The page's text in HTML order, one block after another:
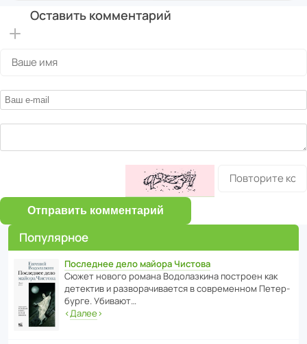
Оставить комментарий
Отправить комментарий
Популярное
Последнее дело майора Чистова
Сюжет нового романа Водо­ла­з­кина пост­роен как
дете­ктив и разво­ра­чи­ва­ется в совре­менном Пете­р­
бурге. Убивают…
‹Далее›